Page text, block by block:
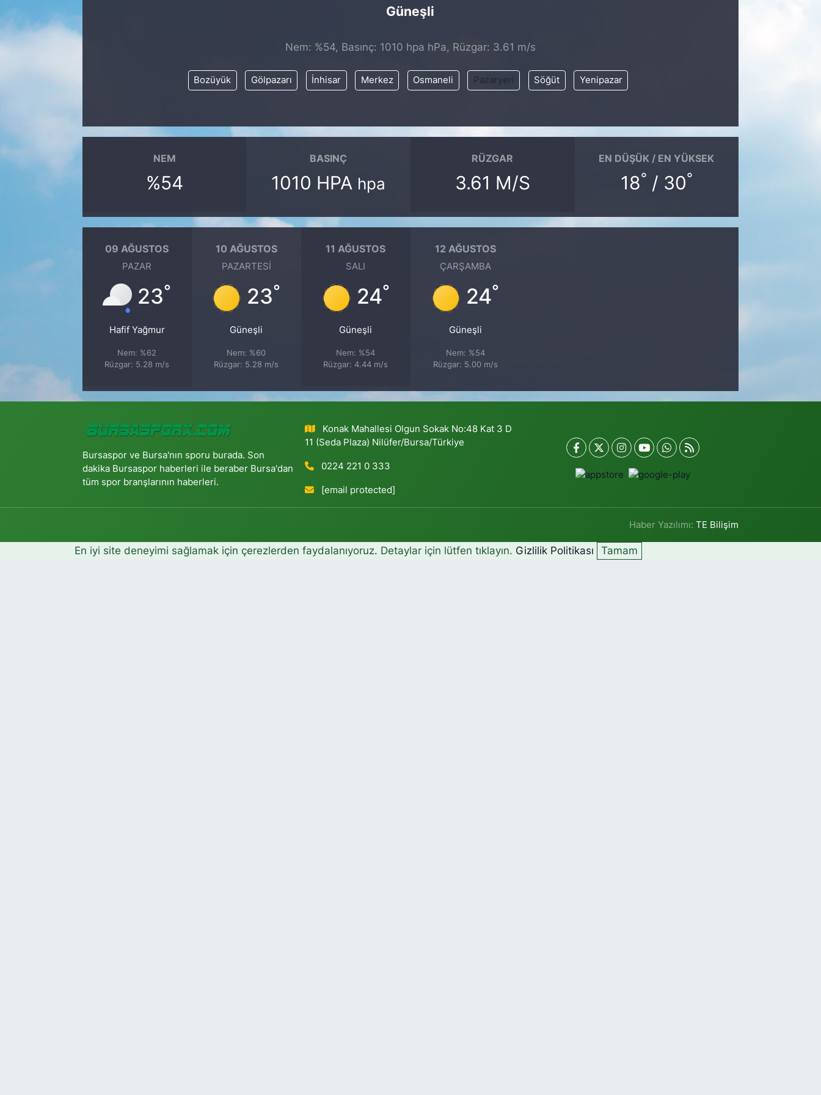
Güneşli
Nem: %54, Basınç: 1010 hpa hPa, Rüzgar: 3.61 m/s
Bozüyük Gölpazarı İnhisar Merkez Osmaneli Pazaryeri Söğüt Yenipazar
NEM
%54
BASINÇ
1010 HPA hpa
RÜZGAR
3.61 M/S
EN DÜŞÜK / EN YÜKSEK
18° / 30°
09 AĞUSTOS
PAZAR
23°
Hafif Yağmur
Nem: %62
Rüzgar: 5.28 m/s
10 AĞUSTOS
PAZARTESI
23°
Güneşli
Nem: %60
Rüzgar: 5.28 m/s
11 AĞUSTOS
SALI
24°
Güneşli
Nem: %54
Rüzgar: 4.44 m/s
12 AĞUSTOS
ÇARŞAMBA
24°
Güneşli
Nem: %54
Rüzgar: 5.00 m/s
Bursaspor ve Bursa'nın sporu burada. Son
dakika Bursaspor haberleri ile beraber Bursa'dan
tüm spor branşlarının haberleri.
Konak Mahallesi Olgun Sokak No:48 Kat 3 D
11 (Seda Plaza) Nilüfer/Bursa/Türkiye
0224 221 0 333
[email protected]
Haber Yazılımı:TE Bilişim
En iyi site deneyimi sağlamak için çerezlerden faydalanıyoruz. Detaylar için lütfen tıklayın. Gizlilik Politikası Tamam